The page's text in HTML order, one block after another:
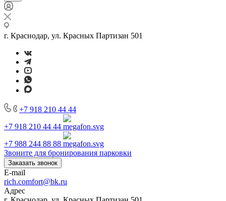
г. Краснодар, ул. Красных Партизан 501
+7 918 210 44 44
+7 918 210 44 44
+7 988 244 88 88
Звоните для бронирования парковки
Заказать звонок
E-mail
rich.comfort@bk.ru
Адрес